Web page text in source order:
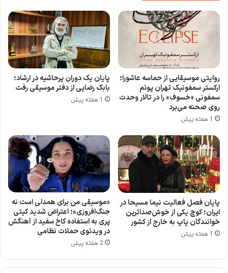
روایتی موسیقایی از حماسه عاشورا؛
ارکستر سمفونیک تهران پوئم
سمفونی «خسوف» را در تالار وحدت
روی صحنه می‌برد
1 هفته پیش
پایان یک دوران پرحاشیه در ارشاد؛
بابک رضایی از دفتر موسیقی رفت
1 هفته پیش
پایان فصل فعالیت نیما مسیحا در
ایران؛ کوچ یکی از خوش‌صداترین
خوانندگان پاپ به خارج از کشور
1 هفته پیش
«موسیقی من برای همدلی است نه
جنگ‌افروزی»؛ اعتراض شدید کیتی
پری به استفاده کاخ سفید از آهنگش
در ویدئوی حملات نظامی
2 هفته پیش